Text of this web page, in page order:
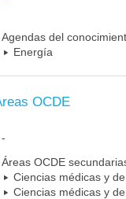
Agendas del
Energía
OCDE
-
Áreas OCDE
Ciencias médicas y
Ciencias médicas y